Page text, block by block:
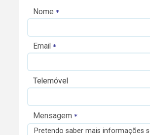
Nome
Email
Telemóvel
Mensagem
Pretendo saber mais informações